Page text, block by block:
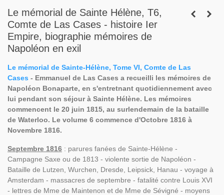
Le mémorial de Sainte Hélène, T6,
Comte de Las Cases - histoire Ier
Empire, biographie mémoires de
Napoléon en exil
Le mémorial de Sainte-Hélène, Tome VI, Comte de Las
Cases - Emmanuel de Las Cases a recueilli les mémoires de
Napoléon Bonaparte, en s'entretnant quotidiennement avec
lui pendant son séjour à Sainte Hélène. Les mémoires
commencent le 20 juin 1815, au surlendemain de la bataille
de Waterloo. Le volume 6 commence d'Octobre 1816 à
Novembre 1816.
Septembre 1816 : parures fanées de Sainte-Hélène -
Campagne Saxe ou de 1813 - violente sortie de Napoléon -
Bataille de Lutzen, Wurchen, Dresde, Leipsick, Hanau - voyage à
Amsterdam - massacres de septembre - fatalité contre Louis XVI
- lettres de Mme de Maintenon et de Mme de Sévigné - moyens